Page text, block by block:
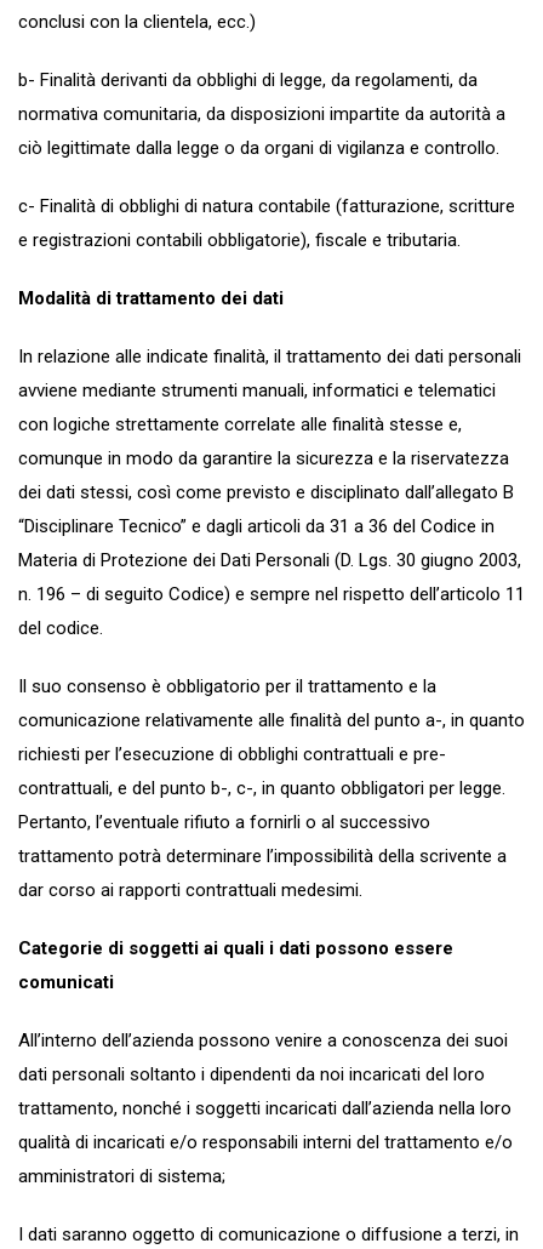
conclusi con la clientela, ecc.)
b- Finalità derivanti da obblighi di legge, da regolamenti, da
normativa comunitaria, da disposizioni impartite da autorità a
ciò legittimate dalla legge o da organi di vigilanza e controllo.
c- Finalità di obblighi di natura contabile (fatturazione, scritture
e registrazioni contabili obbligatorie), fiscale e tributaria.
Modalità di trattamento dei dati
In relazione alle indicate finalità, il trattamento dei dati personali
avviene mediante strumenti manuali, informatici e telematici
con logiche strettamente correlate alle finalità stesse e,
comunque in modo da garantire la sicurezza e la riservatezza
dei dati stessi, così come previsto e disciplinato dall’allegato B
“Disciplinare Tecnico” e dagli articoli da 31 a 36 del Codice in
Materia di Protezione dei Dati Personali (D. Lgs. 30 giugno 2003,
n. 196 – di seguito Codice) e sempre nel rispetto dell’articolo 11
del codice.
Il suo consenso è obbligatorio per il trattamento e la
comunicazione relativamente alle finalità del punto a-, in quanto
richiesti per l’esecuzione di obblighi contrattuali e pre-
contrattuali, e del punto b-, c-, in quanto obbligatori per legge.
Pertanto, l’eventuale rifiuto a fornirli o al successivo
trattamento potrà determinare l’impossibilità della scrivente a
dar corso ai rapporti contrattuali medesimi.
Categorie di soggetti ai quali i dati possono essere
comunicati
All’interno dell’azienda possono venire a conoscenza dei suoi
dati personali soltanto i dipendenti da noi incaricati del loro
trattamento, nonché i soggetti incaricati dall’azienda nella loro
qualità di incaricati e/o responsabili interni del trattamento e/o
amministratori di sistema;
I dati saranno oggetto di comunicazione o diffusione a terzi, in